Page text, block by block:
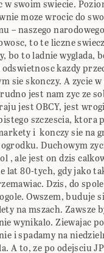
w swoim swiecie.
moze wrocic do
– naszego narodowego
to te liczne
bo to ladnie wyglada,
kazdy
sie skonczy. A zycie
jest nam zyc ze
jest OBCY, jest
szczescia, ktora
i konczy sie na
Duchowym
, ale jest on dzis
lat 80-tych, gdy jako
Dzis, do
Owszem, buduje
na mszach. Zawsze
wynikalo. Ziewajac
i spadamy na
A to, ze po odejsciu